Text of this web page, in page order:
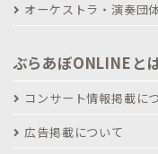
オーケストラ・演奏団
ぶらあぼONLINEと
コンサート情報掲載に
広告掲載について